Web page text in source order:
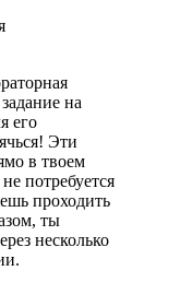
на
его
Эти
в твоем
потребуется
проходить
ты
несколько